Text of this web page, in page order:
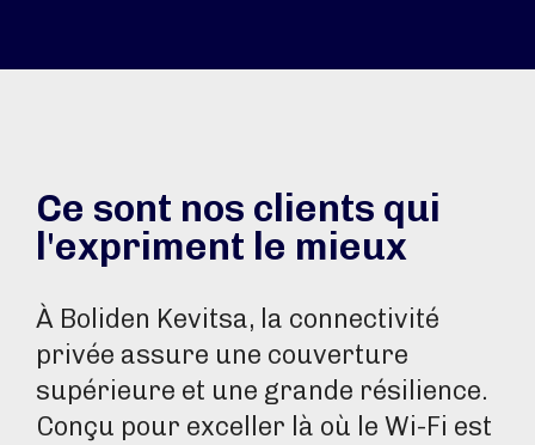
Ce sont nos clients qui
l'expriment le mieux
À Boliden Kevitsa, la connectivité
privée assure une couverture
supérieure et une grande résilience.
Conçu pour exceller là où le Wi-Fi est